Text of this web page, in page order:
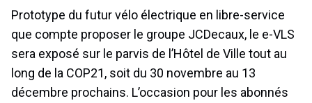
Prototype du futur vélo électrique en libre-service
que compte proposer le groupe JCDecaux, le e-VLS
sera exposé sur le parvis de l’Hôtel de Ville tout au
long de la COP21, soit du 30 novembre au 13
décembre prochains. L’occasion pour les abonnés